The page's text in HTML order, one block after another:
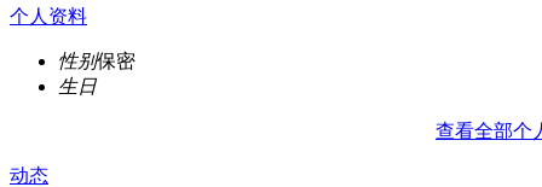
个人资料
性别保密
生日
查看全部个
动态